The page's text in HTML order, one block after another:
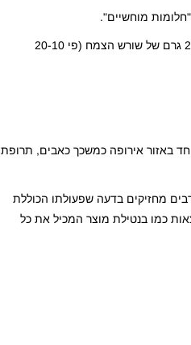
אלו היו תופעות הלוואי היחידות שדווחו. כמו כן, דווח על מקרה בו נערה ניסתה להתאבד באמצעות בליעת כמות של כ-20 גרם של שורש הצמח (פי 20-10
באזור אירופה כמשכך כאבים, תרופת
מחזיקים בדעה שפעולתו הכוללת
כמו בנטילת מוצר המכיל את כל